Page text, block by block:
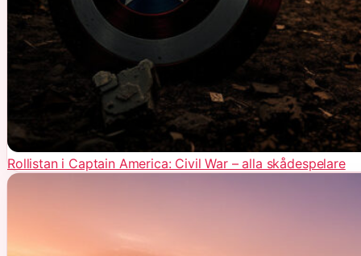
Rollistan i Captain America: Civil War – alla skådespelare